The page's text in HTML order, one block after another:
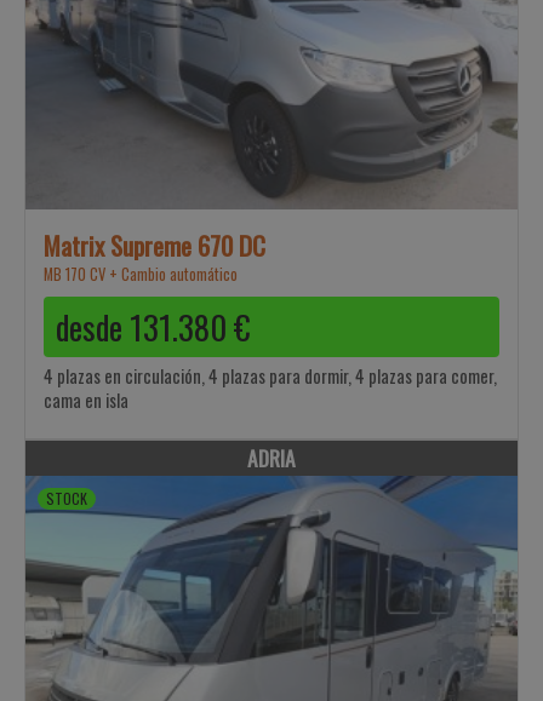
Matrix Supreme 670 DC
MB 170 CV + Cambio automático
desde 131.380€
4 plazas en circulación, 4 plazas para dormir, 4 plazas para comer,
cama en isla
ADRIA
STOCK